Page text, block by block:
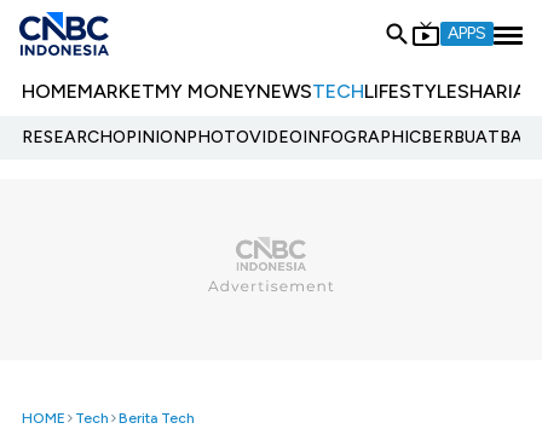
APPS
HOMEMARKETMY MONEYNEWSTECHLIFESTYLESHARIA
RESEARCHOPINIONPHOTOVIDEOINFOGRAPHIC
HOME Tech Berita Tech